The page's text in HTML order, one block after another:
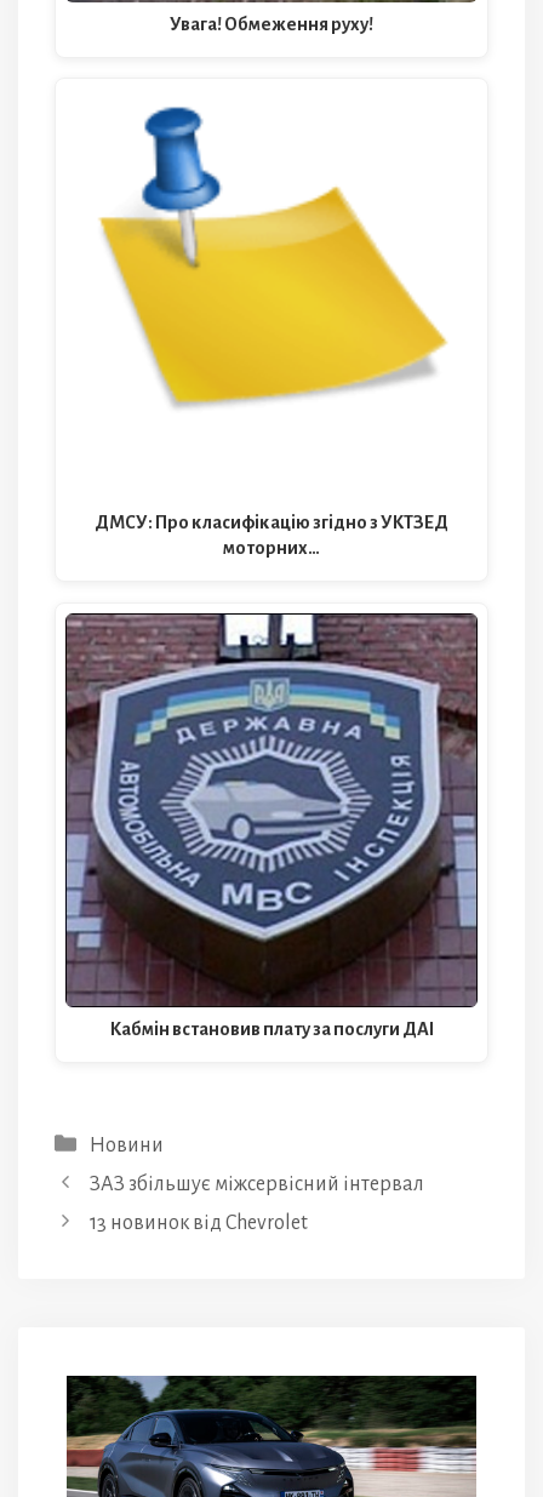
Увага! Обмеження руху!
ДМСУ: Про класифiкацiю згiдно з УКТЗЕД
моторних…
Кабмін встановив плату за послуги ДАІ
Категорії
Новини
ЗАЗ збільшує міжсервісний інтервал
13 новинок від Chevrolet